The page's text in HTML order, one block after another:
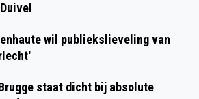
wil publiekslieveling van
staat dicht bij absolute